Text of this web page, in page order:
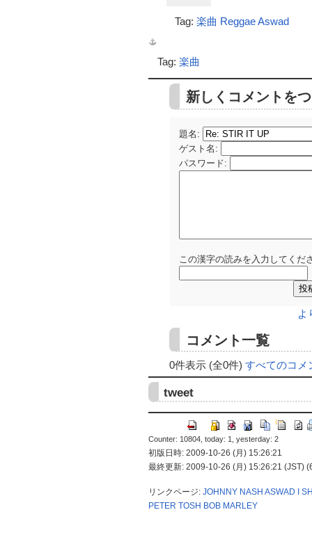
Tag:楽曲 ReggaeAswad
Tag: 楽曲
新しくコメントを
題名:
ゲスト名 :
パスワード:
この漢字の読みを入力してくだ
よ
コメント一覧
0件表示 (全0件) すべてのコメ
tweet
Counter: 10804, today: 1, yesterday: 2
初版日時: 2009-10-26 (月) 15:26:21
最終更新: 2009-10-26 (月) 15:26:21 (JST)
リンクページ: JOHNNY NASH ASWAD
I
PETER TOSH BOB MARLEY